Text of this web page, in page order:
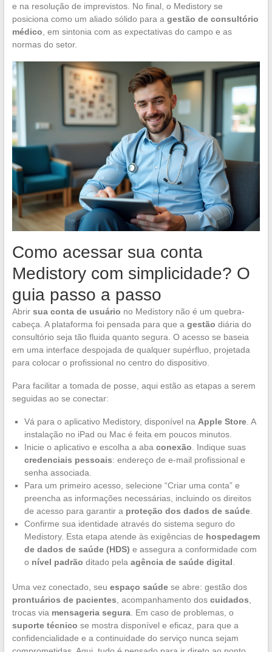
e na resolução de imprevistos. No final, o Medistory se
posiciona como um aliado sólido para a gestão de consultório
médico , em sintonia com as expectativas do campo e as
normas do setor.
Como acessar sua conta
Medistory com simplicidade? O
guia passo a passo
Abrir sua conta de usuário no Medistory não é um quebra-
cabeça. A plataforma foi pensada para que a gestão diária do
consultório seja tão fluida quanto segura. O acesso se baseia
em uma interface despojada de qualquer supérfluo, projetada
para colocar o profissional no centro do dispositivo.
Para facilitar a tomada de posse, aqui estão as etapas a serem
seguidas ao se conectar:
Vá para o aplicativo Medistory, disponível na Apple Store. A
instalação no iPad ou Mac é feita em poucos minutos.
Inicie o aplicativo e escolha a aba conexão. Indique suas
credenciais pessoais: endereço de e-mail profissional e
senha associada.
Para um primeiro acesso, selecione “Criar uma conta” e
preencha as informações necessárias, incluindo os direitos
de acesso para garantir a proteção dos dados de saúde.
Confirme sua identidade através do sistema seguro do
Medistory. Esta etapa atende às exigências de hospedagem
de dados de saúde (HDS) e assegura a conformidade com
o nível padrão ditado pela agência de saúde digital.
Uma vez conectado, seu espaço saúdese abre: gestão dos
prontuários de pacientes, acompanhamento dos cuidados,
trocas via mensageria segura. Em caso de problemas, o
suporte técnico se mostra disponível e eficaz, para que a
confidencialidade e a continuidade do serviço nunca sejam